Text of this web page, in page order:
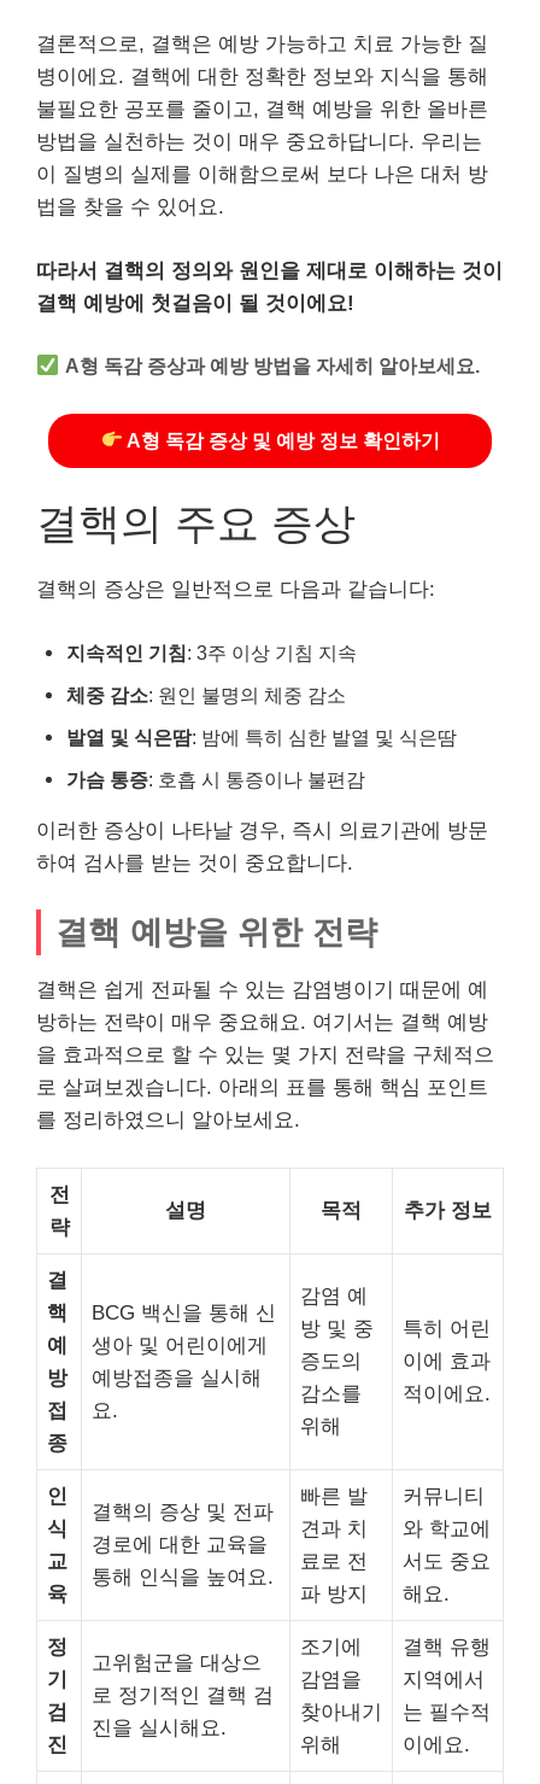
결론적으로, 결핵은 예방 가능하고 치료 가능한 질
병이에요. 결핵에 대한 정확한 정보와 지식을 통해
불필요한 공포를 줄이고, 결핵 예방을 위한 올바른
방법을 실천하는 것이 매우 중요하답니다. 우리는
이 질병의 실제를 이해함으로써 보다 나은 대처 방
법을 찾을 수 있어요.
따라서 결핵의 정의와 원인을 제대로 이해하는 것이
결핵 예방에 첫걸음이 될 것이에요!
A형 독감 증상과 예방 방법을 자세히 알아보세요.
A형 독감 증상 및 예방 정보 확인하기
결핵의 주요 증상
결핵의 증상은 일반적으로 다음과 같습니다:
지속적인 기침: 3주 이상 기침 지속
체중 감소: 원인 불명의 체중 감소
발열 및 식은땀: 밤에 특히 심한 발열 및 식은땀
가슴 통증: 호흡 시 통증이나 불편감
이러한 증상이 나타날 경우, 즉시 의료기관에 방문
하여 검사를 받는 것이 중요합니다.
결핵 예방을 위한 전략
결핵은 쉽게 전파될 수 있는 감염병이기 때문에 예
방하는 전략이 매우 중요해요. 여기서는 결핵 예방
을 효과적으로 할 수 있는 몇 가지 전략을 구체적으
로 살펴보겠습니다. 아래의 표를 통해 핵심 포인트
를 정리하였으니 알아보세요.
전
략
설명 목적 추가 정보
결
핵
예
방
접
종
BCG 백신을 통해 신
생아 및 어린이에게
예방접종을 실시해
요.
감염 예
방 및 중
증도의
감소를
위해
특히 어린
이에 효과
적이에요.
인
식
교
육
결핵의 증상 및 전파
경로에 대한 교육을
통해 인식을 높여요.
빠른 발
견과 치
료로 전
파 방지
커뮤니티
와 학교에
서도 중요
해요.
정
기
검
진
고위험군을 대상으
로 정기적인 결핵 검
진을 실시해요.
조기에
감염을
찾아내기
위해
결핵 유행
지역에서
는 필수적
이에요.